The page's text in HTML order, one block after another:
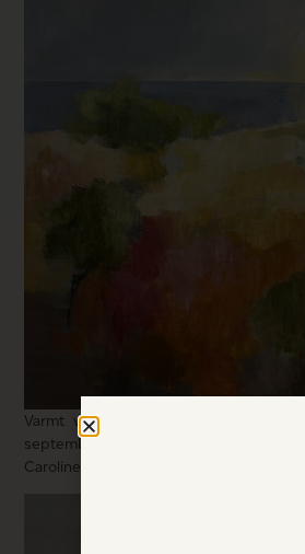
Varmt välkomna på vernissage på
september mellan 11.00 och 15.00!
Caroline Ramberg. Läs mer om hennes